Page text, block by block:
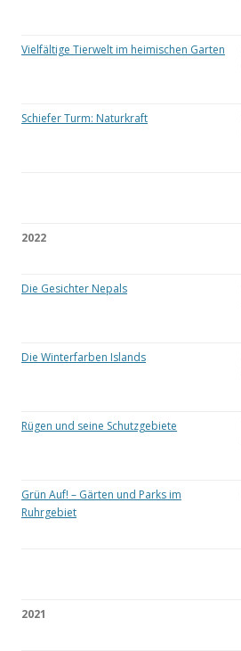
Vielfältige Tierwelt im heimischen Garten
Schiefer Turm: Naturkraft
2022
Die Gesichter Nepals
Die Winterfarben Islands
Rügen und seine Schutzgebiete
Grün Auf! – Gärten und Parks im
Ruhrgebiet
2021